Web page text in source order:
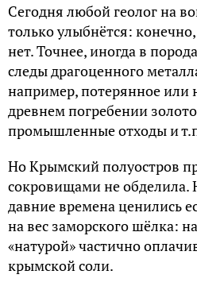
Сегодня любой геолог на
только улыбнётся:
нет. Точнее, иногда в
следы драгоценного
например, потерянное или
древнем погребении
промышленные отходы и
Но Крымский полуостров
сокровищами не обделила.
давние времена ценились
на вес заморского шёлка:
«натурой» частично
крымской соли.